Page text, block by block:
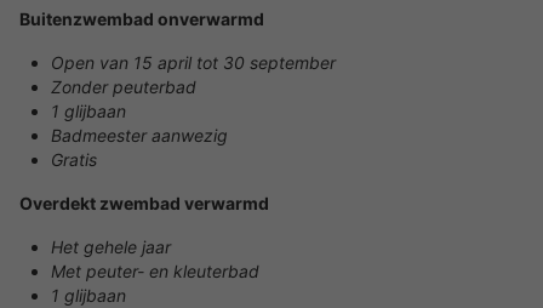
Buitenzwembad onverwarmd
Open van 15 april tot 30 september
Zonder peuterbad
1 glijbaan
Badmeester aanwezig
Gratis
Overdekt zwembad verwarmd
Het gehele jaar
Met peuter- en kleuterbad
1 glijbaan